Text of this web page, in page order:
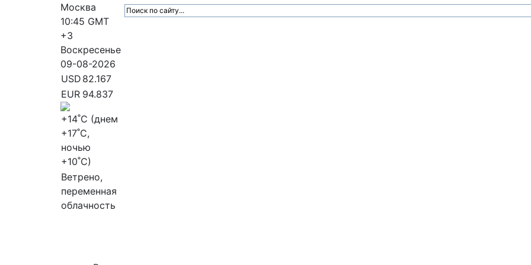
Москва
10:45 GMT
+3
Воскресенье
09-08-2026
USD 82.167
EUR 94.837
+14˚C (днем
+17˚C,
ночью
+10˚C)
Ветрено,
переменная
облачность